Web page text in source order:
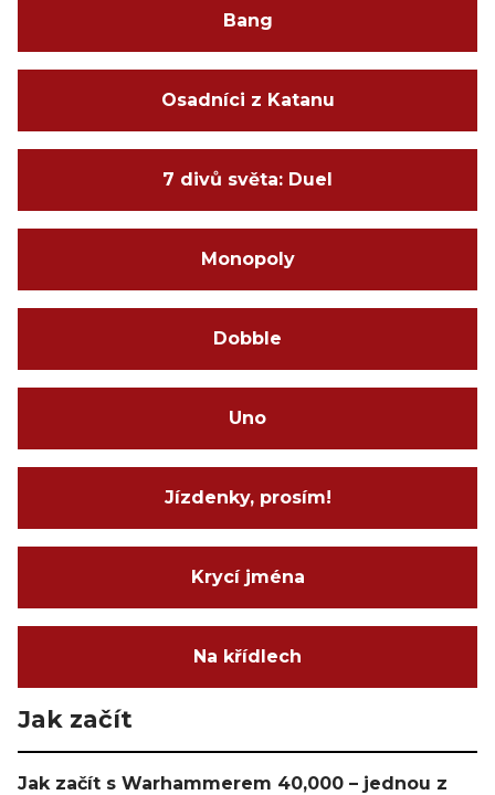
Bang
Osadníci z Katanu
7 divů světa: Duel
Monopoly
Dobble
Uno
Jízdenky, prosím!
Krycí jména
Na křídlech
Jak začít
Jak začít s Warhammerem 40,000 – jednou z